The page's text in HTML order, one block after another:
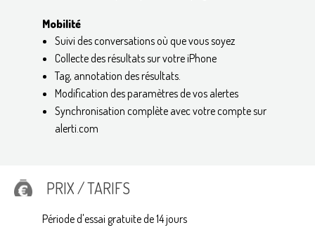
Mobilité
Suivi des conversations où que vous soyez
Collecte des résultats sur votre iPhone
Tag, annotation des résultats.
Modification des paramètres de vos alertes
Synchronisation complète avec votre compte sur
alerti.com
PRIX / TARIFS
Période d'essai gratuite de 14 jours